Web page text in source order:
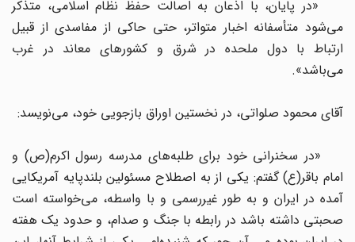
«در پایان، با اذعان به اصالت حفظ نظام اسلامی، متذکر
می‌شود متأسفانه اخبار متواتر، حتی حاکی از مفاسدی از قبیل
ارتباط با دول ملحده در شرق و کشورهای معاند در غرب
می‌باشد».
آقای محمود صلواتی، در نخستین اوراق بازجویی خود، می‌نویسد:
«در سخنرانی خود برای طلبه‌های مدرسه رسول اکرم(ص) و
امام باقر(ع) گفتم: یکی از به اصطلاح مسئولین بلندپایه آمریکایی
آمده در ایران و به طور غیررسمی و با واسطه، می‌خواسته است
صحبتی داشته باشد در رابطه با جنگ و صدام، و حدود یک هفته